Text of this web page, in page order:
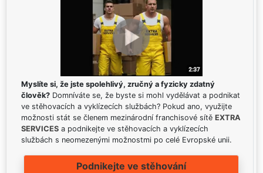
Myslíte si, že jste spolehlivý, zručný a fyzicky zdatný
člověk? Domníváte se, že byste si mohl vydělávat a podnikat
ve stěhovacích a vyklízecích službách? Pokud ano, využijte
možnosti stát se členem mezinárodní franchisové sítě EXTRA
SERVICES a podnikejte ve stěhovacích a vyklízecích
službách s neomezenými možnostmi po celé Evropské unii.
Podnikejte ve stěhování